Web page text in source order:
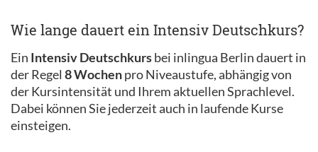
Wie lange dauert ein Intensiv Deutschkurs?
Ein Intensiv Deutschkursbei inlingua Berlin dauert in
der Regel 8 Wochenpro Niveaustufe, abhängig von
der Kursintensität und Ihrem aktuellen Sprachlevel.
Dabei können Sie jederzeit auch in laufende Kurse
einsteigen.